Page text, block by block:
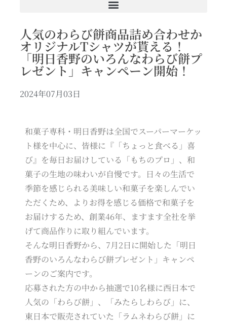
人気のわらび餅商品詰め合わせか
オリジナルTシャツが貰える！
「明日香野のいろんなわらび餅プ
レゼント」キャンペーン開始！
2024年07月03日
和菓子専科・明日香野は全国でスーパーマーケッ
ト様を中心に、皆様に『「ちょっと食べる」喜
び』を毎日お届けしている「もちのプロ」、和
菓子の生地の味わいが自慢です。日々の生活で
季節を感じられる美味しい和菓子を楽しんでい
ただくため、よりお得を感じる価格で和菓子を
お届けするため、創業46年、ますます全社を挙
げて商品作りに取り組んでいます。
そんな明日香野から、7月2日に開始した「明日
香野のいろんなわらび餅プレゼント」キャンペ
ーンのご案内です。
応募された方の中から抽選で10名様に西日本で
人気の「わらび餅」、「みたらしわらび」に、
東日本で販売されていた「ラムネわらび餅」に